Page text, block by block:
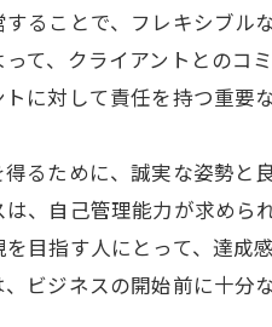
ることで、フレキシブル
て、クライアントとのコ
に対して責任を持つ重要
るために、誠実な姿勢と
、自己管理能力が求めら
目指す人にとって、達成
ビジネスの開始前に十分